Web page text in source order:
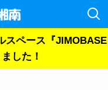
スペース『JIMOBASE
した！